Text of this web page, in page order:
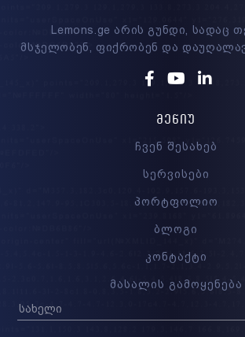
Lemons.ge არის გუნდი, სადაც
მსჯელობენ, ფიქრობენ და
ᲛᲔᲜᲘᲣ
ჩვენ შესახებ
სერვისები
პორტფოლიო
ბლოგი
კონტაქტი
მასალის გამოყენება